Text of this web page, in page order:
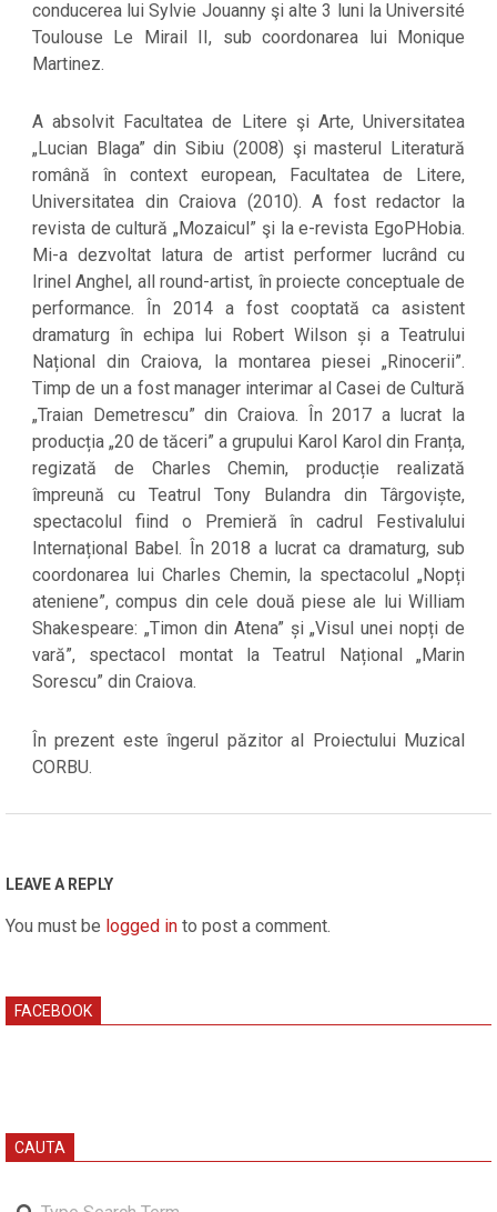
conducerea lui Sylvie Jouanny şi alte 3 luni la Université
Toulouse Le Mirail II, sub coordonarea lui Monique
Martinez.
A absolvit Facultatea de Litere şi Arte, Universitatea
„Lucian Blaga” din Sibiu (2008) şi masterul Literatură
română în context european, Facultatea de Litere,
Universitatea din Craiova (2010). A fost redactor la
revista de cultură „Mozaicul” şi la e-revista EgoPHobia.
Mi-a dezvoltat latura de artist performer lucrând cu
Irinel Anghel, all round-artist, în proiecte conceptuale de
performance. În 2014 a fost cooptată ca asistent
dramaturg în echipa lui Robert Wilson și a Teatrului
Național din Craiova, la montarea piesei „Rinocerii”.
Timp de un a fost manager interimar al Casei de Cultură
„Traian Demetrescu” din Craiova. În 2017 a lucrat la
producția „20 de tăceri” a grupului Karol Karol din Franța,
regizată de Charles Chemin, producție realizată
împreună cu Teatrul Tony Bulandra din Târgoviște,
spectacolul fiind o Premieră în cadrul Festivalului
Internațional Babel. În 2018 a lucrat ca dramaturg, sub
coordonarea lui Charles Chemin, la spectacolul „Nopți
ateniene”, compus din cele două piese ale lui William
Shakespeare: „Timon din Atena” și „Visul unei nopți de
vară”, spectacol montat la Teatrul Național „Marin
Sorescu” din Craiova.
În prezent este îngerul păzitor al Proiectului Muzical
CORBU.
20
LEAVE A REPLY
You must be logged in to post a comment.
FACEBOOK
CAUTA
Search